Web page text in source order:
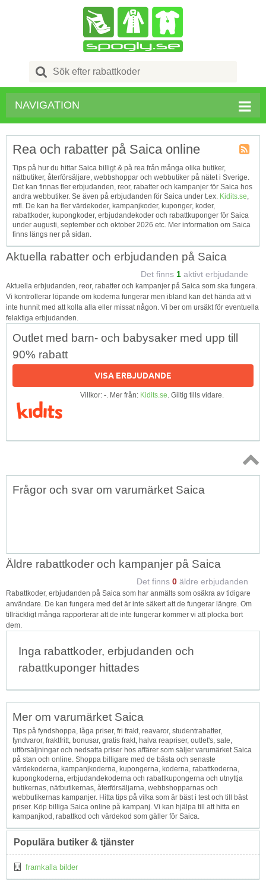
Search
for:
NAVIGATION
RSS
Rea och rabatter på Saica online
Tips på hur du hittar Saica billigt & på rea från många olika butiker,
nätbutiker, återförsäljare, webbshoppar och webbutiker på nätet i Sverige.
Det kan finnas fler erbjudanden, reor, rabatter och kampanjer för Saica hos
andra webbutiker. Se även på erbjudanden för Saica under t.ex. Kidits.se,
mfl. De kan ha fler värdekoder, kampanjkoder, kuponger, koder,
rabattkoder, kupongkoder, erbjudandekoder och rabattkuponger för Saica
under augusti, september och oktober 2026 etc. Mer information om Saica
finns längs ner på sidan.
Aktuella rabatter och erbjudanden på Saica
Det finns 1 aktivt erbjudande
Aktuella erbjudanden, reor, rabatter och kampanjer på Saica som ska fungera.
Vi kontrollerar löpande om koderna fungerar men ibland kan det hända att vi
inte hunnit med att kolla alla eller missat någon. Vi ber om ursäkt för eventuella
felaktiga erbjudanden.
Outlet med barn- och babysaker med upp till
90% rabatt
VISA ERBJUDANDE
Villkor: -. Mer från: Kidits.se. Giltig tills vidare.
Topp
Frågor och svar om varumärket Saica
Äldre rabattkoder och kampanjer på Saica
Det finns 0 äldre erbjudanden
Rabattkoder, erbjudanden på Saica som har anmälts som osäkra av tidigare
användare. De kan fungera med det är inte säkert att de fungerar längre. Om
tillräckligt många rapporterar att de inte fungerar kommer vi att plocka bort
dem.
Inga rabattkoder, erbjudanden och
rabattkuponger hittades
Mer om varumärket Saica
Tips på fyndshoppa, låga priser, fri frakt, reavaror, studentrabatter,
fyndvaror, fraktfritt, bonusar, gratis frakt, halva reapriser, outlet's, sale,
utförsäljningar och nedsatta priser hos affärer som säljer varumärket Saica
på stan och online. Shoppa billigare med de bästa och senaste
värdekoderna, kampanjkoderna, kupongerna, koderna, rabattkoderna,
kupongkoderna, erbjudandekoderna och rabattkupongerna och utnyttja
butikernas, nätbutikernas, återförsäljarna, webbshopparnas och
webbutikernas kampanjer. Hitta tips på vilka som är bäst i test och till bäst
priser. Köp billiga Saica online på kampanj. Vi kan hjälpa till att hitta en
kampanjkod, rabattkod och värdekod som gäller för Saica.
Populära butiker & tjänster
framkalla bilder